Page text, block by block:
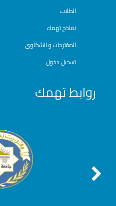
الطلاب
نماذج تهمك
المقترحات و الشكاوى
تسجيل دخول
روابط تهمك